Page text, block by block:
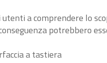
a comprendere lo
potrebbero
a tastiera